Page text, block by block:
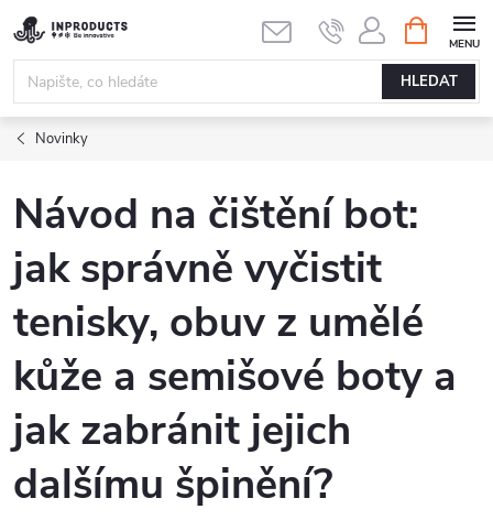
Přejít
na
obsah
HLEDAT
NÁKUPNÍ
KOŠÍK
Novinky
Návod na čištění bot:
jak správně vyčistit
tenisky, obuv z umělé
kůže a semišové boty a
jak zabránit jejich
dalšímu špinění?
ODEBÍRAT